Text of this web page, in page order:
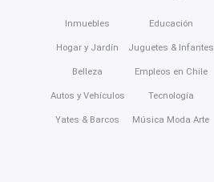
Inmuebles
Hogar y Jardín
Belleza
Autos y Vehículos
Yates & Barcos
Educación
Juguetes & Infantes
Empleos en Chile
Tecnología
Música Moda Arte